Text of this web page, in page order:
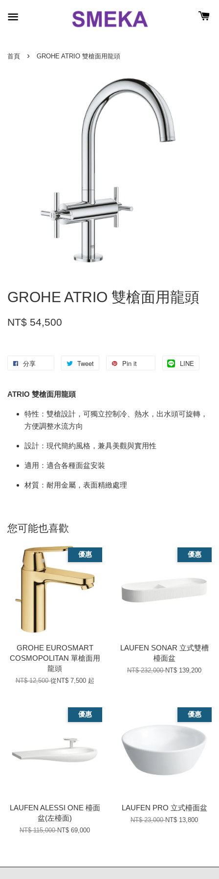
首頁 › GROHE ATRIO 雙槍面用龍頭
GROHE ATRIO 雙槍面用龍頭
NT$ 54,500
分享 Tweet Pin it LINE
ATRIO 雙槍面用龍頭
特性：雙槍設計，可獨立控制冷、熱水，出水頭可旋轉，
方便調整水流方向
設計：現代簡約風格，兼具美觀與實用性
適用：適合各種面盆安裝
材質：耐用金屬，表面精緻處理
您可能也喜歡
優惠
GROHE EUROSMART
COSMOPOLITAN 單槍面用
龍頭
NT$ 12,500從NT$ 7,500 起
優惠
LAUFEN SONAR 立式雙槽
檯面盆
NT$ 232,000NT$ 139,200
優惠
LAUFEN ALESSI ONE 檯面
盆(左檯面)
NT$ 115,000NT$ 69,000
優惠
LAUFEN PRO 立式檯面盆
NT$ 23,000NT$ 13,800